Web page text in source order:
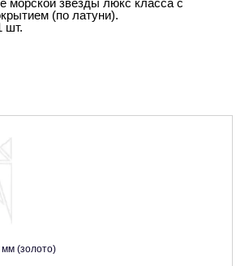
морской звезды люкс класса с
(по латуни).
шт.
мм (золото)